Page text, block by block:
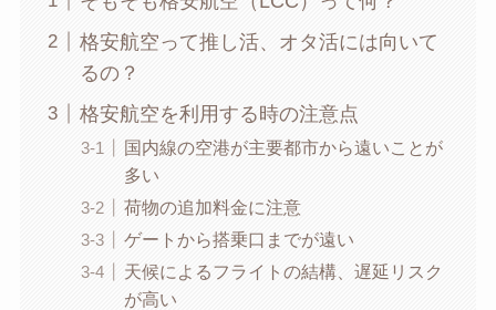
格安航空って推し活、オタ活には向いて
るの？
格安航空を利用する時の注意点
国内線の空港が主要都市から遠いことが
多い
荷物の追加料金に注意
ゲートから搭乗口までが遠い
天候によるフライトの結構、遅延リスク
が高い